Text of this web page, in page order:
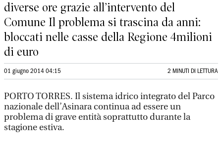
diverse ore grazie all’intervento del
Comune Il problema si trascina da anni:
bloccati nelle casse della Regione 4milioni
di euro
01 giugno 2014 04:15 2 MINUTI DI LETTURA
PORTO TORRES. Il sistema idrico integrato del Parco
nazionale dell’Asinara continua ad essere un
problema di grave entità soprattutto durante la
stagione estiva.